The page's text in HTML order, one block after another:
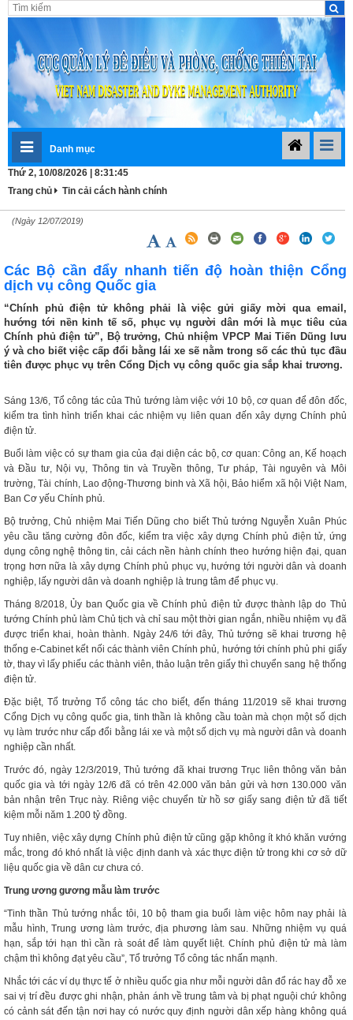
Danh mục
Thứ 2, 10/08/2026 | 8:31:46
Trang chủ
Tin cải cách hành chính
(Ngày 12/07/2019)
Các Bộ cần đẩy nhanh tiến độ hoàn thiện Cổng
dịch vụ công Quốc gia
“Chính phủ điện tử không phải là việc gửi giấy mời qua email,
hướng tới nền kinh tế số, phục vụ người dân mới là mục tiêu của
Chính phủ điện tử”, Bộ trưởng, Chủ nhiệm VPCP Mai Tiến Dũng lưu
ý và cho biết việc cấp đổi bằng lái xe sẽ nằm trong số các thủ tục đầu
tiên được phục vụ trên Cổng Dịch vụ công quốc gia sắp khai trương.
Sáng 13/6, Tổ công tác của Thủ tướng làm việc với 10 bộ, cơ quan để đôn đốc,
kiểm tra tình hình triển khai các nhiệm vụ liên quan đến xây dựng Chính phủ
điện tử.
Buổi làm việc có sự tham gia của đại diện các bộ, cơ quan: Công an, Kế hoạch
và Đầu tư, Nội vụ, Thông tin và Truyền thông, Tư pháp, Tài nguyên và Môi
trường, Tài chính, Lao động-Thương binh và Xã hội, Bảo hiểm xã hội Việt Nam,
Ban Cơ yếu Chính phủ.
Bộ trưởng, Chủ nhiệm Mai Tiến Dũng cho biết Thủ tướng Nguyễn Xuân Phúc
yêu cầu tăng cường đôn đốc, kiểm tra việc xây dựng Chính phủ điện tử, ứng
dụng công nghệ thông tin, cải cách nền hành chính theo hướng hiện đại, quan
trọng hơn nữa là xây dựng Chính phủ phục vụ, hướng tới người dân và doanh
nghiệp, lấy người dân và doanh nghiệp là trung tâm để phục vụ.
Tháng 8/2018, Ủy ban Quốc gia về Chính phủ điện tử được thành lập do Thủ
tướng Chính phủ làm Chủ tịch và chỉ sau một thời gian ngắn, nhiều nhiệm vụ đã
được triển khai, hoàn thành. Ngày 24/6 tới đây, Thủ tướng sẽ khai trương hệ
thống e-Cabinet kết nối các thành viên Chính phủ, hướng tới chính phủ phi giấy
tờ, thay vì lấy phiếu các thành viên, thảo luận trên giấy thì chuyển sang hệ thống
điện tử.
Đặc biệt, Tổ trưởng Tổ công tác cho biết, đến tháng 11/2019 sẽ khai trương
Cổng Dịch vụ công quốc gia, tinh thần là không cầu toàn mà chọn một số dịch
vụ làm trước như cấp đổi bằng lái xe và một số dịch vụ mà người dân và doanh
nghiệp cần nhất.
Trước đó, ngày 12/3/2019, Thủ tướng đã khai trương Trục liên thông văn bản
quốc gia và tới ngày 12/6 đã có trên 42.000 văn bản gửi và hơn 130.000 văn
bản nhận trên Trục này. Riêng việc chuyển từ hồ sơ giấy sang điện tử đã tiết
kiệm mỗi năm 1.200 tỷ đồng.
Tuy nhiên, việc xây dựng Chính phủ điện tử cũng gặp không ít khó khăn vướng
mắc, trong đó khó nhất là việc định danh và xác thực điện tử trong khi cơ sở dữ
liệu quốc gia về dân cư chưa có.
Trung ương gương mẫu làm trước
“Tinh thần Thủ tướng nhắc tôi, 10 bộ tham gia buổi làm việc hôm nay phải là
mẫu hình, Trung ương làm trước, địa phương làm sau. Những nhiệm vụ quá
hạn, sắp tới hạn thì cần rà soát để làm quyết liệt. Chính phủ điện tử mà làm
chậm thì không đạt yêu cầu”, Tổ trưởng Tổ công tác nhấn mạnh.
Nhắc tới các ví dụ thực tế ở nhiều quốc gia như mỗi người dân đổ rác hay đỗ xe
sai vị trí đều được ghi nhận, phản ánh về trung tâm và bị phạt nguội chứ không
có cảnh sát đến tận nơi hay có nước quy định người dân xếp hàng không quá